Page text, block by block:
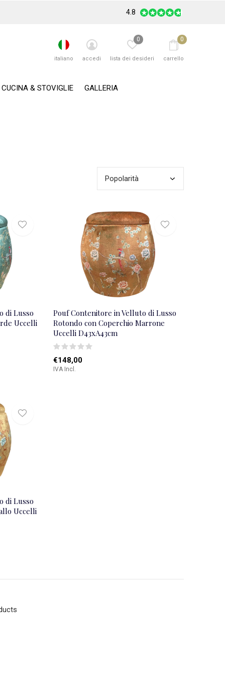
CUCINA & STOVIGLIE GALLERIA
italiano accedi lista dei desideri
0
carrello
0
4.8
di Lusso
Uccelli
Pouf Contenitore in Velluto di Lusso
Rotondo con Coperchio Marrone
Uccelli D43xA43cm
€148,00
IVA Incl.
di Lusso
Uccelli